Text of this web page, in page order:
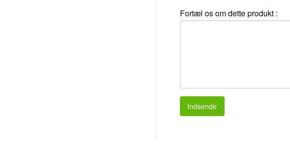
Fortæl os om dette produkt :
Indsende